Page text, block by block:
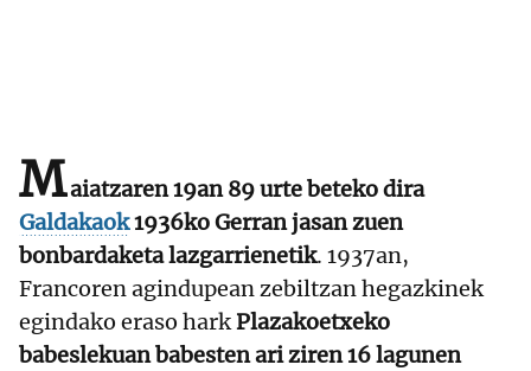
Maiatzaren 19an 89 urte beteko dira
Galdakaok1936ko Gerran jasan zuen
bonbardaketa lazgarrienetik. 1937an,
Francoren agindupean zebiltzan hegazkinek
egindako eraso harkPlazakoetxeko
babeslekuan babesten ari ziren 16 lagunen